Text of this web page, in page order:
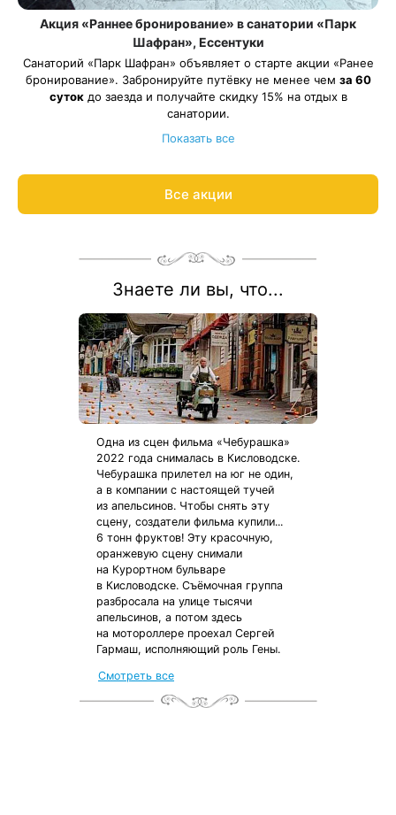
Акция «Раннее бронирование» в санатории «Парк
Шафран», Ессентуки
Санаторий «Парк Шафран» объявляет о старте акции «Ранее
бронирование». Забронируйте путёвку не менее чем за 60
сутокдо заезда и получайте скидку 15% на отдых в
санатории.
номеров.
Показать все
Все акции
Знаете ли вы, что...
Одна из сцен фильма «Чебурашка»
2022 года снималась в Кисловодске.
Чебурашка прилетел на юг не один,
а в компании с настоящей тучей
из апельсинов. Чтобы снять эту
сцену, создатели фильма купили...
6 тонн фруктов! Эту красочную,
оранжевую сцену снимали
на Курортном бульваре
в Кисловодске. Съёмочная группа
разбросала на улице тысячи
апельсинов, а потом здесь
на мотороллере проехал Сергей
Гармаш, исполняющий роль Гены.
Смотреть все
от местных жителей
с чек-листом
и туристической картой